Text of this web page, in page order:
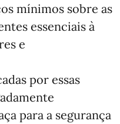
mínimos sobre as
essenciais à
e
por essas
para a segurança